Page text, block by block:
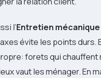
l’Entretien mécanique
évite les points durs.
forets qui
vaut les ménager. En